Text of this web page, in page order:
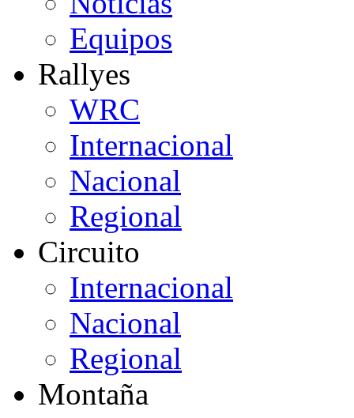
Equipos
Rallyes
WRC
Internacional
Nacional
Regional
Circuito
Internacional
Nacional
Regional
Montaña